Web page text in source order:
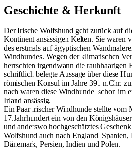
Geschichte & Herkunft
Der Irische Wolfshund geht zurück auf
Kontinent ansässigen Kelten. Sie waren
des erstmals auf ägyptischen
Windhundes. Wegen der klimatischen
herrschten irgendwann die rauhhaarigen
schriftlich belegte Aussage über diese
römischen Konsul im Jahre 391 n.Chr.
nach waren diese Windhunde schon im
Irland ansässig.
Ein Paar irischer Windhunde stellte vom
17.Jahrhundert ein von den
und anderswo hochgeschätztes
Wolfshund auch nach England, Spanien,
Dänemark, Persien, Indien und Polen.